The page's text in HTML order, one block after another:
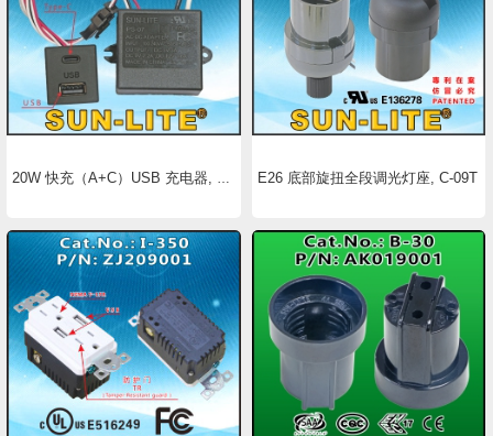
20W 快充（A+C）USB 充电器, PS-07 E26 底部旋扭全段调光灯座, C-09T